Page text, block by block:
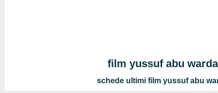
film yussuf abu warda
schede ultimi film yussuf abu